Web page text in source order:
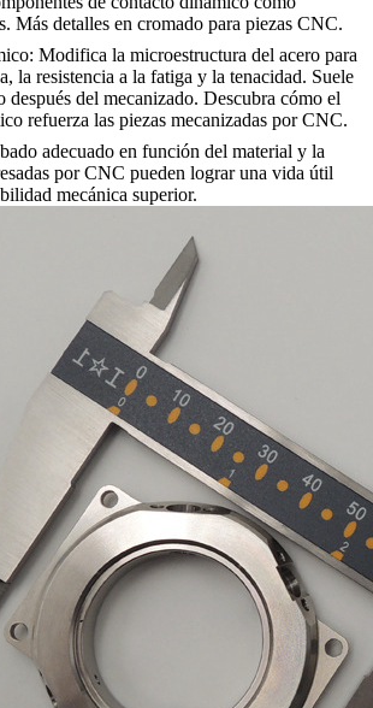
Más detalles en cromado para piezas CNC.
: Modifica la microestructura del acero para
la resistencia a la fatiga y la tenacidad. Suele
después del mecanizado. Descubra cómo el
refuerza las piezas mecanizadas por CNC.
adecuado en función del material y la
por CNC pueden lograr una vida útil
mecánica superior.